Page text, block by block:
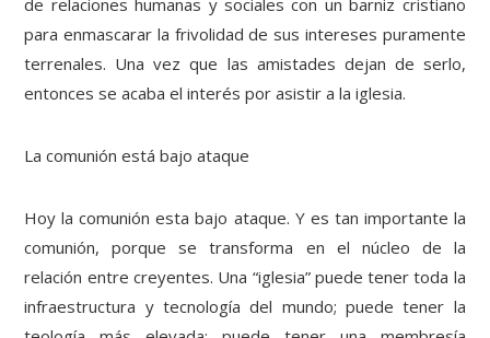
de relaciones humanas y sociales con un barniz cristiano
para enmascarar la frivolidad de sus intereses puramente
terrenales. Una vez que las amistades dejan de serlo,
entonces se acaba el interés por asistir a la iglesia.
La comunión está bajo ataque
Hoy la comunión esta bajo ataque. Y es tan importante la
comunión, porque se transforma en el núcleo de la
relación entre creyentes. Una “iglesia” puede tener toda la
infraestructura y tecnología del mundo; puede tener la